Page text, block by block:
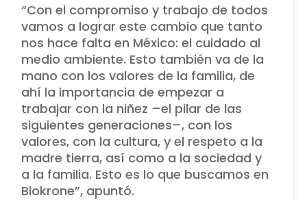
“Con el compromiso y trabajo de todos
vamos a lograr este cambio que tanto
nos hace falta en México: el cuidado al
medio ambiente. Esto también va de la
mano con los valores de la familia, de
ahí la importancia de empezar a
trabajar con la niñez –el pilar de las
siguientes generaciones–, con los
valores, con la cultura, y el respeto a la
madre tierra, así como a la sociedad y
a la familia. Esto es lo que buscamos en
Biokrone”, apuntó.